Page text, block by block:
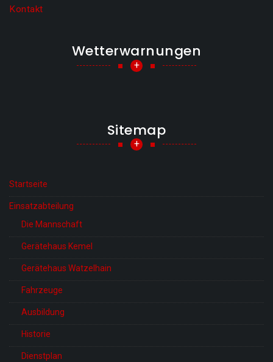
Kontakt
Wetterwarnungen
+
Sitemap
+
Startseite
Einsatzabteilung
Die Mannschaft
Gerätehaus Kemel
Gerätehaus Watzelhain
Fahrzeuge
Ausbildung
Historie
Dienstplan